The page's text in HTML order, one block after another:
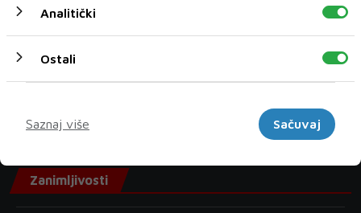
Analitički
Ostali
Saznaj više
Sačuvaj
Izraelski doseljenici napali palestinsko
selo na Zapadnoj obali, palili kuće
Zanimljivosti